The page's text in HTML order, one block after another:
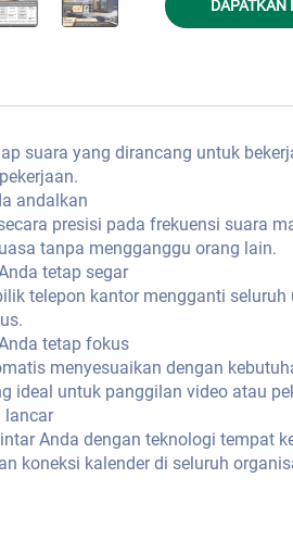
DAPATKAN
suara yang dirancang untuk
andalkan
presisi pada frekuensi suara
tanpa mengganggu orang lain.
tetap segar
telepon kantor mengganti
tetap fokus
menyesuaikan dengan
ideal untuk panggilan video atau
lancar
Anda dengan teknologi tempat
koneksi kalender di seluruh